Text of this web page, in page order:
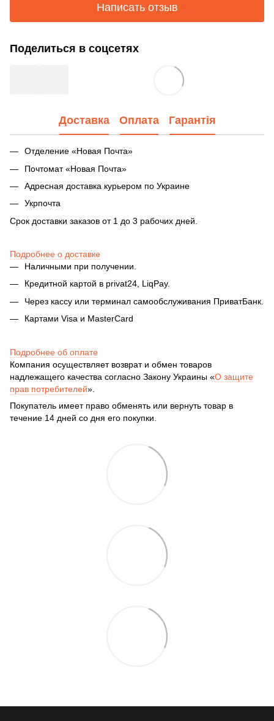
Написать отзыв
Поделиться в соцсетях
Доставка Оплата Гарантія
Отделение «Новая Почта»
Почтомат «Новая Почта»
Адресная доставка курьером по Украине
Укрпочта
Срок доставки заказов от 1 до 3 рабочих дней.
Подробнее о доставке
Наличными при получении.
Кредитной картой в privat24, LiqPay.
Через кассу или терминал самообслуживания ПриватБанк.
Картами Visa и MasterCard
Подробнее об оплате
Компания осуществляет возврат и обмен товаров
надлежащего качества согласно Закону Украины «О защите
прав потребителей».
Покупатель имеет право обменять или вернуть товар в
течение 14 дней со дня его покупки.